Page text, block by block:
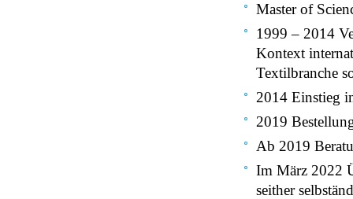
Master of
1999 – 2014
Kontext
Textilbranche
2014 Einstieg
2019
Ab 2019
Im März 2022
seither